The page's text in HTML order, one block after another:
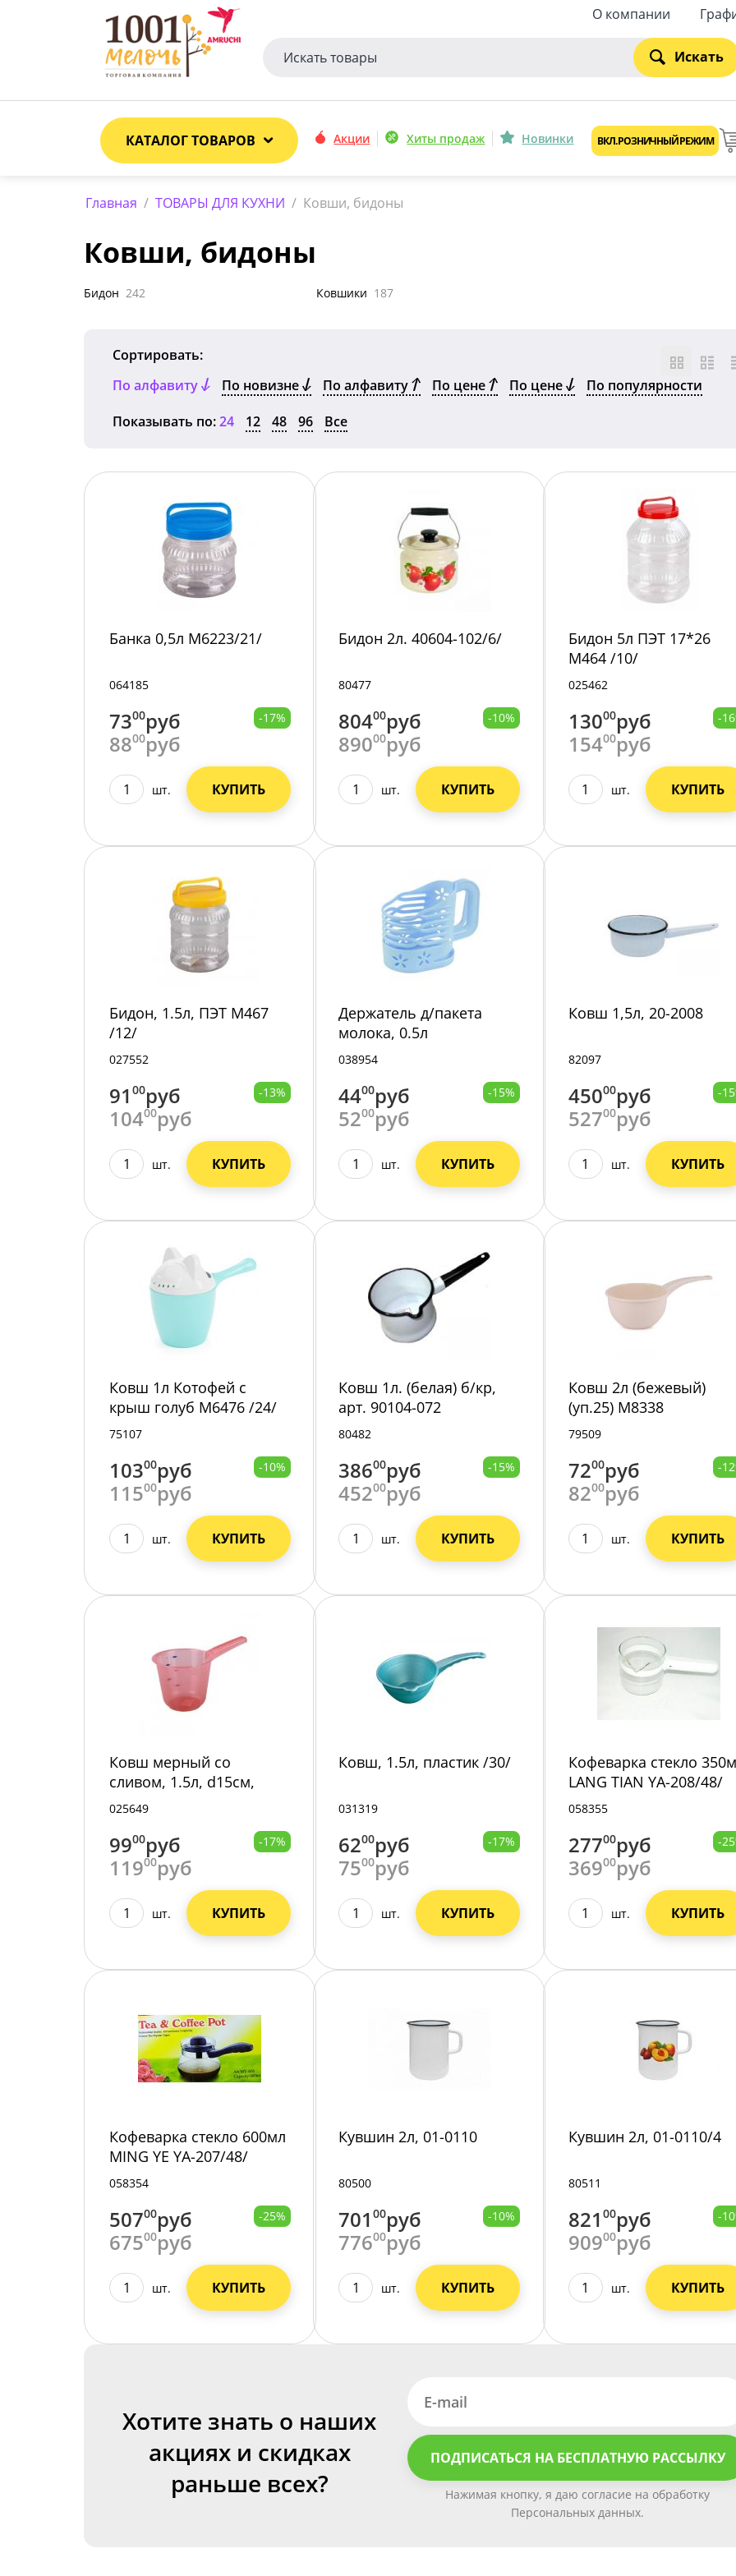
О компании
Искать
КАТАЛОГ ТОВАРОВ Акции Хиты продаж Новинки ВКЛ. РОЗНИЧНЫЙ РЕЖИМ
Главная / ТОВАРЫ ДЛЯ КУХНИ / Ковши, бидоны
Ковши, бидоны
Бидон 242 Ковшики 187
Сортировать:
По алфавиту
По новизне По алфавиту По цене По цене
По популярности
Показывать по:24 12 48 96 Все
Банка 0,5л М6223/21/
064185
7300руб
8800руб
-17%
шт. КУПИТЬ
Бидон 2л. 40604-102/6/
80477
80400руб
89000руб
-10%
шт. КУПИТЬ
Бидон 5л ПЭТ 17*26
М464 /10/
025462
13000руб
15400руб
-
шт. КУПИТЬ
Бидон, 1.5л, ПЭТ М467
/12/
027552
91 00руб
10400руб
-13%
шт. КУПИТЬ
Держатель д/пакета
молока, 0.5л
М1666/6/36/
038954
4400руб
5200руб
-15%
шт. КУПИТЬ
Ковш 1,5л, 20-2008
82097
45000руб
52700руб
-
шт. КУПИТЬ
Ковш 1л Котофей с
крыш голуб М6476 /24/
75107
10300руб
11500руб
-10%
шт. КУПИТЬ
Ковш 1л. (белая) б/кр,
арт. 90104-072
80482
38600руб
45200руб
-15%
шт. КУПИТЬ
Ковш 2л (бежевый)
(уп.25) М8338
79509
7200руб
8200руб
-
шт. КУПИТЬ
Ковш мерный со
сливом, 1.5л, d15см,
пластик М366 /20/
025649
9900руб
11900руб
-17%
шт. КУПИТЬ
Ковш, 1.5л, пластик /30/
031319
6200руб
7500руб
-17%
шт. КУПИТЬ
Кофеварка стекло
LANG TIAN YA-208/48/
058355
27700руб
36900руб
-
шт. КУПИТЬ
Кофеварка стекло 600мл
MING YE YA-207/48/
058354
50700руб
67500руб
-25%
шт. КУПИТЬ
Кувшин 2л, 01-0110
80500
70100руб
77600руб
-10%
шт. КУПИТЬ
Кувшин 2л, 01-0110/4
80511
821 00руб
90900руб
-
шт. КУПИТЬ
Хотите знать о наших
акциях и скидках
раньше всех?
ПОДПИСАТЬСЯ НА БЕСПЛАТНУЮ РАССЫЛКУ
Нажимая кнопку, я даю согласие на обработку
Персональных данных.